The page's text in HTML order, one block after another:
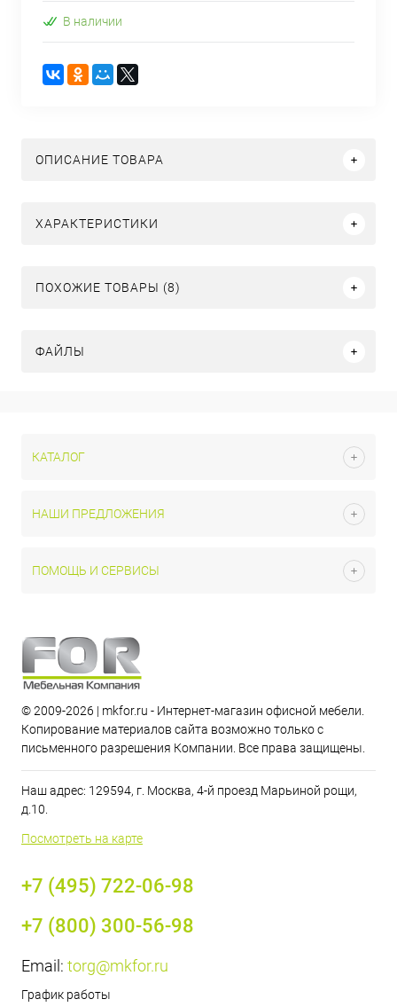
В наличии
ОПИСАНИЕ ТОВАРА
ХАРАКТЕРИСТИКИ
ПОХОЖИЕ ТОВАРЫ (8)
ФАЙЛЫ
КАТАЛОГ
НАШИ ПРЕДЛОЖЕНИЯ
ПОМОЩЬ И СЕРВИСЫ
© 2009-2026 | mkfor.ru - Интернет-магазин офисной мебели.
Копирование материалов сайта возможно только с
письменного разрешения Компании. Все права защищены.
Наш адрес: 129594, г. Москва, 4-й проезд Марьиной рощи,
д.10.
Посмотреть на карте
+7 (495) 722-06-98
+7 (800) 300-56-98
Email: torg@mkfor.ru
График работы